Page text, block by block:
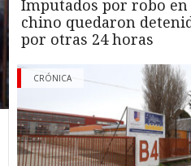
Imputados por robo
chino quedaron
por otras 24 horas
CRÓNICA